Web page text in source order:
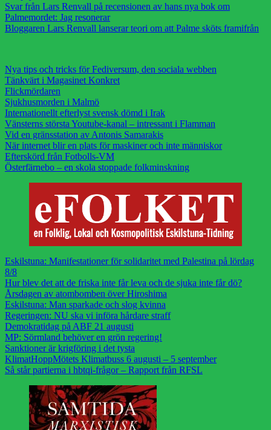
Svar från Lars Renvall på recensionen av hans nya bok om
Palmemordet: Jag resonerar
Bloggaren Lars Renvall lanserar teori om att Palme sköts framifrån
Nya tips och tricks för Fediversum, den sociala webben
Tänkvärt i Magasinet Konkret
Flickmördaren
Sjukhusmorden i Malmö
Internationellt efterlyst svensk dömd i Irak
Vänsterns största Youtube-kanal – intressant i Flamman
Vid en gränsstation av Antonis Samarakis
När internet blir en plats för maskiner och inte människor
Efterskörd från Fotbolls-VM
Österfärnebo – en skola stoppade folkminskning
Eskilstuna: Manifestationer för solidaritet med Palestina på lördag
8/8
Hur blev det att de friska inte får leva och de sjuka inte får dö?
Årsdagen av atombomben över Hiroshima
Eskilstuna: Man sparkade och slog kvinna
Regeringen: NU ska vi införa hårdare straff
Demokratidag på ABF 21 augusti
MP: Sörmland behöver en grön regering!
Sanktioner är krigföring i det tysta
KlimatHoppMötets Klimatbuss 6 augusti – 5 september
Så står partierna i hbtqi-frågor – Rapport från RFSL